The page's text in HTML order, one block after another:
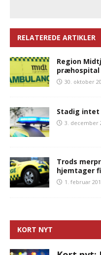
RELATEREDE ARTIKLER
Region
30. oktober
Stadig
3. december
Trods
hjemtager
1. februar
KORT NYT